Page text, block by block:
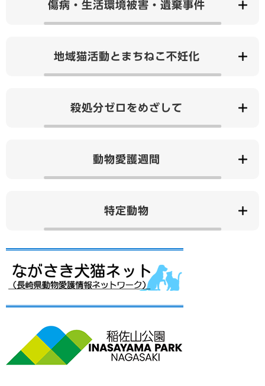
傷病・生活環境被害・遺棄事件
地域猫活動とまちねこ不妊化
殺処分ゼロをめざして
動物愛護週間
特定動物